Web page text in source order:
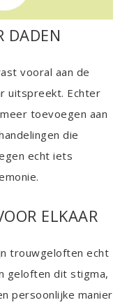
DADEN
vooral aan de
uitspreekt. Echter
toevoegen aan
die
echt iets
ELKAAR
trouwgeloften echt
geloften dit stigma,
persoonlijke manier